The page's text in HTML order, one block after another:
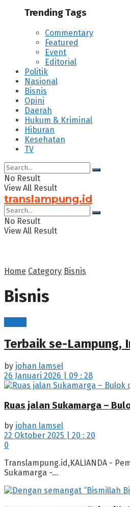
Trending Tags
Commentary
Featured
Event
Editorial
Politik
Nasional
Bisnis
Opini
Daerah
Hukum & Kriminal
Hiburan
Kesehatan
TV
No Result
View All Result
translampung.id
No Result
View All Result
Home Category Bisnis
Bisnis
Terbaik se-Lampung,
by johan lamsel
26 Januari 2026 | 09 : 28
Ruas jalan Sukamarga –
by johan lamsel
22 Oktober 2025 | 20 : 20
0
Translampung.id,KALIANDA -
Sukamarga -...